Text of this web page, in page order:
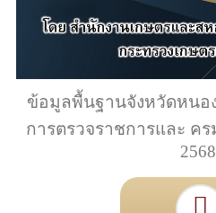
ข้อมูลพื้นฐานจังหวัดหน
การตรวจราชการและ ค